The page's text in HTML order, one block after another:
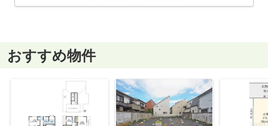
おすすめ物件